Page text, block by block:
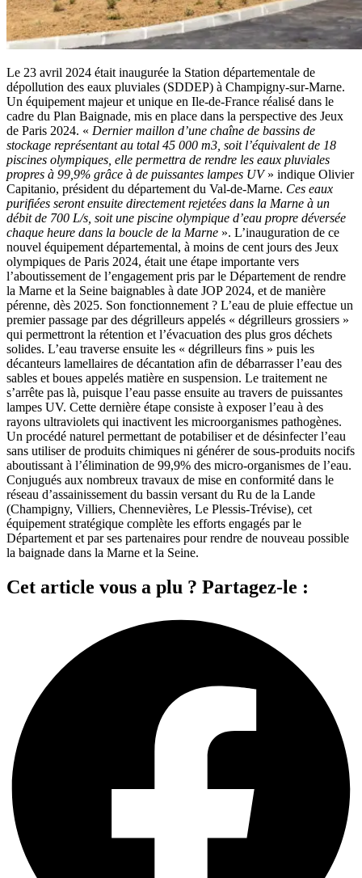
Le 23 avril 2024 était inaugurée la Station départementale de
dépollution des eaux pluviales (SDDEP) à Champigny-sur-Marne.
Un équipement majeur et unique en Ile-de-France réalisé dans le
cadre du Plan Baignade, mis en place dans la perspective des Jeux
de Paris 2024. « Dernier maillon d’une chaîne de bassins de
stockage représentant au total 45 000 m3, soit l’équivalent de 18
piscines olympiques, elle permettra de rendre les eaux pluviales
propres à 99,9% grâce à de puissantes lampes UV» indique Olivier
Capitanio, président du département du Val-de-Marne. Ces eaux
purifiées seront ensuite directement rejetées dans la Marne à un
débit de 700 L/s, soit une piscine olympique d’eau propre déversée
chaque heure dans la boucle de la Marne ». L’inauguration de ce
nouvel équipement départemental, à moins de cent jours des Jeux
olympiques de Paris 2024, était une étape importante vers
l’aboutissement de l’engagement pris par le Département de rendre
la Marne et la Seine baignables à date JOP 2024, et de manière
pérenne, dès 2025. Son fonctionnement ? L’eau de pluie effectue un
premier passage par des dégrilleurs appelés « dégrilleurs grossiers »
qui permettront la rétention et l’évacuation des plus gros déchets
solides. L’eau traverse ensuite les « dégrilleurs fins » puis les
décanteurs lamellaires de décantation afin de débarrasser l’eau des
sables et boues appelés matière en suspension. Le traitement ne
s’arrête pas là, puisque l’eau passe ensuite au travers de puissantes
lampes UV. Cette dernière étape consiste à exposer l’eau à des
rayons ultraviolets qui inactivent les microorganismes pathogènes.
Un procédé naturel permettant de potabiliser et de désinfecter l’eau
sans utiliser de produits chimiques ni générer de sous-produits nocifs
aboutissant à l’élimination de 99,9% des micro-organismes de l’eau.
Conjugués aux nombreux travaux de mise en conformité dans le
réseau d’assainissement du bassin versant du Ru de la Lande
(Champigny, Villiers, Chennevières, Le Plessis-Trévise), cet
équipement stratégique complète les efforts engagés par le
Département et par ses partenaires pour rendre de nouveau possible
la baignade dans la Marne et la Seine.
Cet article vous a plu ? Partagez-le :